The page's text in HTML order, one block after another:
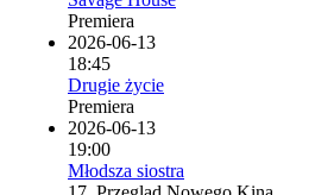
Premiera
2026-06-13
18:45
Drugie życie
Premiera
2026-06-13
19:00
Młodsza siostra